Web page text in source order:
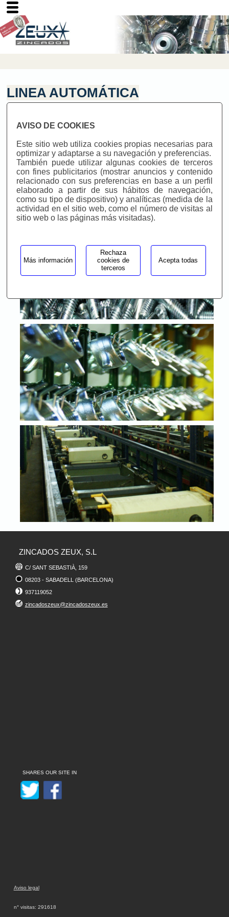
AVISO DE COOKIES
Este sitio web utiliza cookies propias necesarias para
optimizar y adaptarse a su navegación y preferencias.
También puede utilizar algunas cookies de terceros
con fines publicitarios (mostrar anuncios y contenido
relacionado con sus preferencias en base a un perfil
elaborado a partir de sus hábitos de navegación,
como su tipo de dispositivo) y analíticas (medida de la
actividad en el sitio web, como el número de visitas al
sitio web o las páginas más visitadas).
Más información
Rechaza
cookies de
terceros
Acepta todas
LINEA AUTOMÁTICA
Bombo
ZINCADOS ZEUX, S.L
C/ SANT SEBASTIÀ, 159
08203 - SABADELL (BARCELONA)
937119052
zincadoszeux@zincadoszeux.es
SHARES OUR SITE IN
Aviso legal
n° visitas: 291618